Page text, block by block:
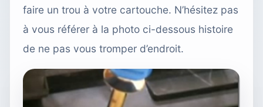
faire un trou à votre cartouche. N’hésitez pas
à vous référer à la photo ci-dessous histoire
de ne pas vous tromper d’endroit.